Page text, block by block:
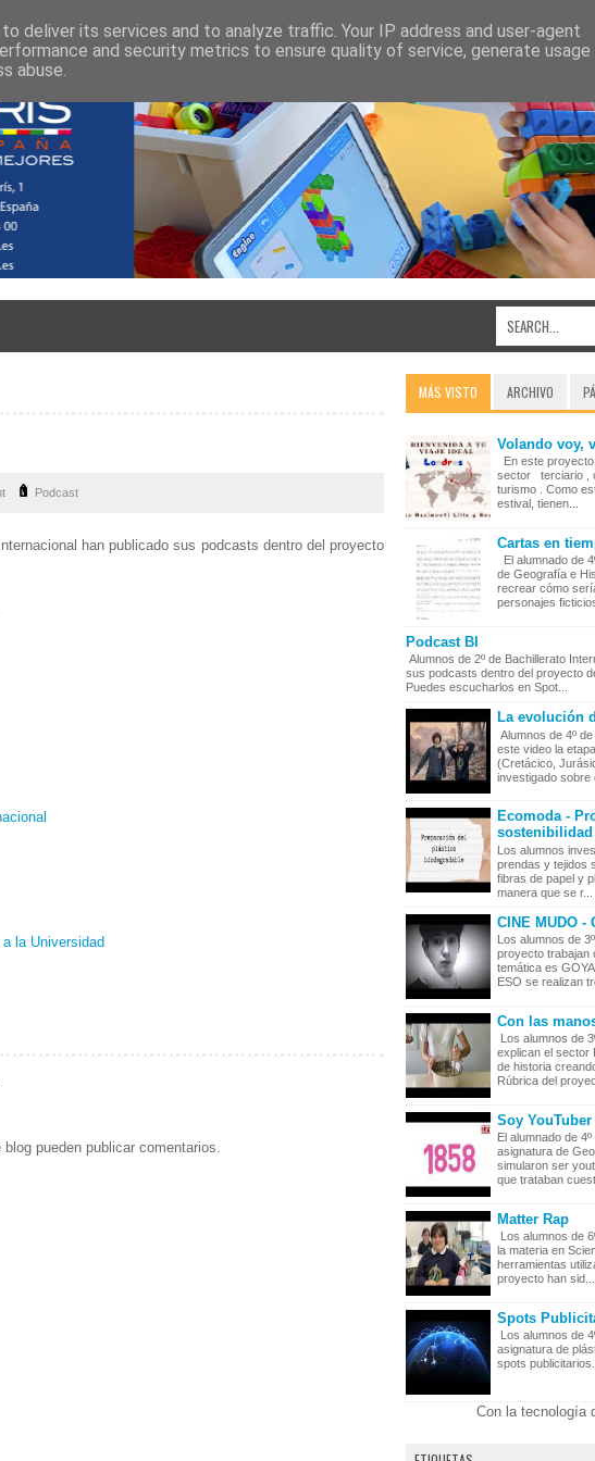
Podcast
han publicado sus podcasts dentro del proyecto
la Universidad
pueden publicar comentarios.
MÁS VISTO ARCHIVO
Volando voy,
En este
sector terciario ,
turismo . Como
estival, tienen...
Cartas en
El alumnado de
de Geografía e
recrear cómo
personajes ficticios
Podcast BI
Alumnos de 2º de Bachillerato
sus podcasts dentro del proyecto
Puedes escucharlos en Spot...
La evolución
Alumnos de 4º
este video la
(Cretácico,
investigado sobre
Ecomoda -
sostenibilidad
Los alumnos
prendas y tejidos
fibras de papel y
manera que se r...
CINE MUDO -
Los alumnos de
proyecto trabajan
temática es
ESO se realizan
Con las
Los alumnos de
explican el sector
de historia
Rúbrica del
Soy YouTuber
El alumnado de
asignatura de
simularon ser
que trataban
Matter Rap
Los alumnos de
la materia en
herramientas
proyecto han sid...
Spots
Los alumnos de
asignatura de
spots publicitarios.
Con la tecnología
deliver its services and to analyze traffic. Your IP address and user-agent
and security metrics to ensure quality of service, generate usage
abuse.